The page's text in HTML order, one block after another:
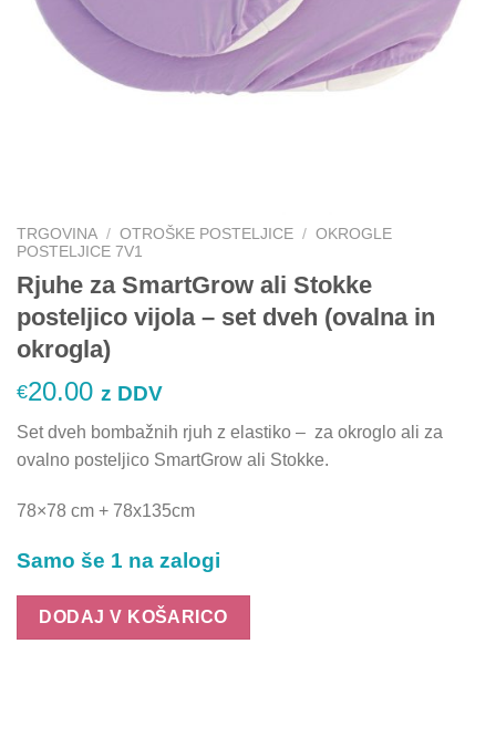
TRGOVINA / OTROŠKE POSTELJICE / OKROGLE
POSTELJICE 7V1
Rjuhe za SmartGrow ali Stokke
posteljico vijola – set dveh (ovalna in
okrogla)
€20.00 z DDV
Set dveh bombažnih rjuh z elastiko – za okroglo ali za
ovalno posteljico SmartGrow ali Stokke.
78×78 cm + 78x135cm
Samo še 1 na zalogi
DODAJ V KOŠARICO